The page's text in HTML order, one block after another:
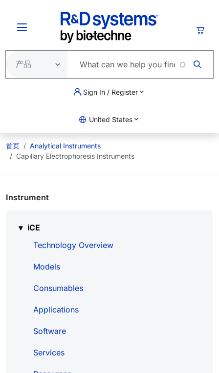
Sign In / Register
United States
首页
Analytical Instruments
Capillary Electrophoresis Instruments
Instrument
iCE
Technology Overview
Models
Consumables
Applications
Software
Services